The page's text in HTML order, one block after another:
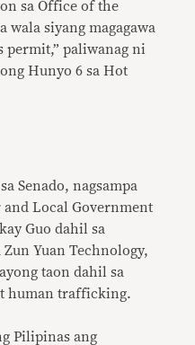
sa Office of the
wala siyang magagawa
permit,” paliwanag ni
Hunyo 6 sa Hot
Senado, nagsampa
Local Government
Guo dahil sa
Zun Yuan Technology,
taon dahil sa
human trafficking.
Pilipinas ang